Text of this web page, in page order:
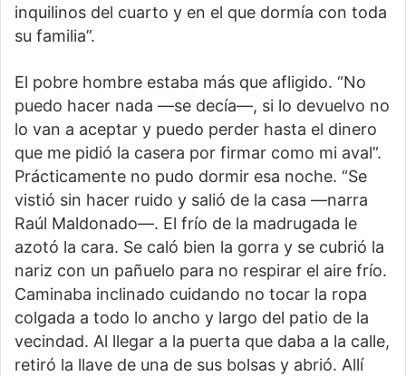
inquilinos del cuarto y en el que dormía con toda
su familia”.
El pobre hombre estaba más que afligido. “No
puedo hacer nada —se decía—, si lo devuelvo no
lo van a aceptar y puedo perder hasta el dinero
que me pidió la casera por firmar como mi aval”.
Prácticamente no pudo dormir esa noche. “Se
vistió sin hacer ruido y salió de la casa —narra
Raúl Maldonado—. El frío de la madrugada le
azotó la cara. Se caló bien la gorra y se cubrió la
nariz con un pañuelo para no respirar el aire frío.
Caminaba inclinado cuidando no tocar la ropa
colgada a todo lo ancho y largo del patio de la
vecindad. Al llegar a la puerta que daba a la calle,
retiró la llave de una de sus bolsas y abrió. Allí